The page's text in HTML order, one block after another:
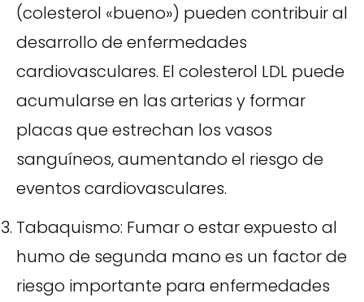
(colesterol «bueno») pueden contribuir al
desarrollo de enfermedades
cardiovasculares. El colesterol LDL puede
acumularse en las arterias y formar
placas que estrechan los vasos
sanguíneos, aumentando el riesgo de
eventos cardiovasculares.
Tabaquismo: Fumar o estar expuesto al
humo de segunda mano es un factor de
riesgo importante para enfermedades